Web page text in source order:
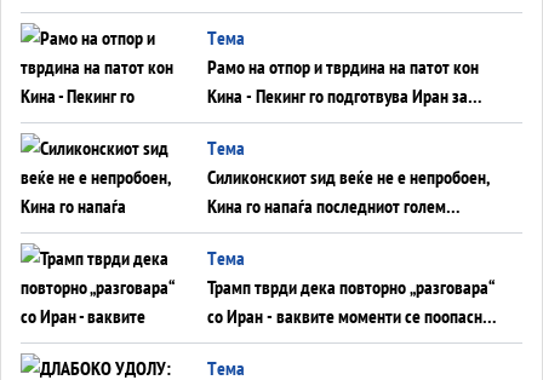
во Суец најавува глобален енергетски
инфаркт?
Tема
Рамо на отпор и тврдина на патот кон
Кина - Пекинг го подготвува Иран за
американска копнена инвазија
Tема
Силиконскиот ѕид веќе не е непробоен,
Кина го напаѓа последниот голем
монопол на Западот?
Tема
Трамп тврди дека повторно „разговара“
со Иран - ваквите моменти се поопасни
од отворените закани
Tема